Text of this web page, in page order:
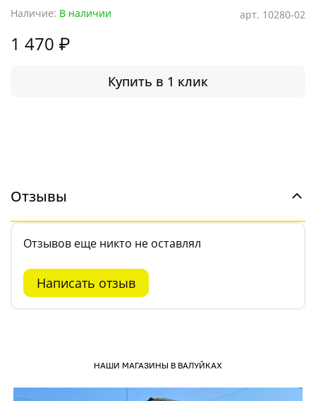
арт. 10280-02
Наличие: В наличии
1 470 ₽
Купить в 1 клик
Отзывы
Отзывов еще никто не оставлял
Написать отзыв
НАШИ МАГАЗИНЫ В ВАЛУЙКАХ